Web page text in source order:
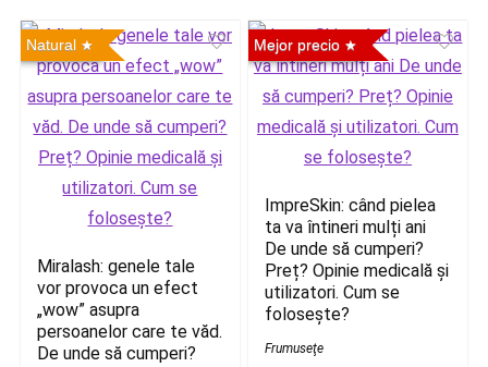
Natural
Miralash: genele tale
vor provoca un efect
„wow” asupra
persoanelor care te văd.
De unde să cumperi?
Mejor precio
ImpreSkin: când pielea
ta va întineri mulți ani
De unde să cumperi?
Preț? Opinie medicală și
utilizatori. Cum se
folosește?
Frumuseţe